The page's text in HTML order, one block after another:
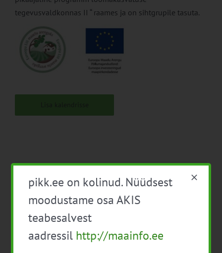
tegevusvaldkonnas II “ raames ja on sihtgrupile tasuta.
Facebook
X LinkedInEmail
Keskkonnasäästliku
Avatud külaväravad
pikk.ee on kolinud. Nüüdsest
moodustame osa AKIS
teabesalvest
aadressil http://maainfo.ee